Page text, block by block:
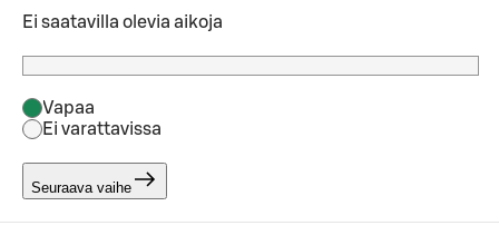
Ei saatavilla olevia aikoja
Vapaa
Ei varattavissa
Seuraava vaihe